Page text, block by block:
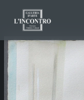
QUI SOMMES-NOU
NEWS ED EVENTS
ARTISTES ET